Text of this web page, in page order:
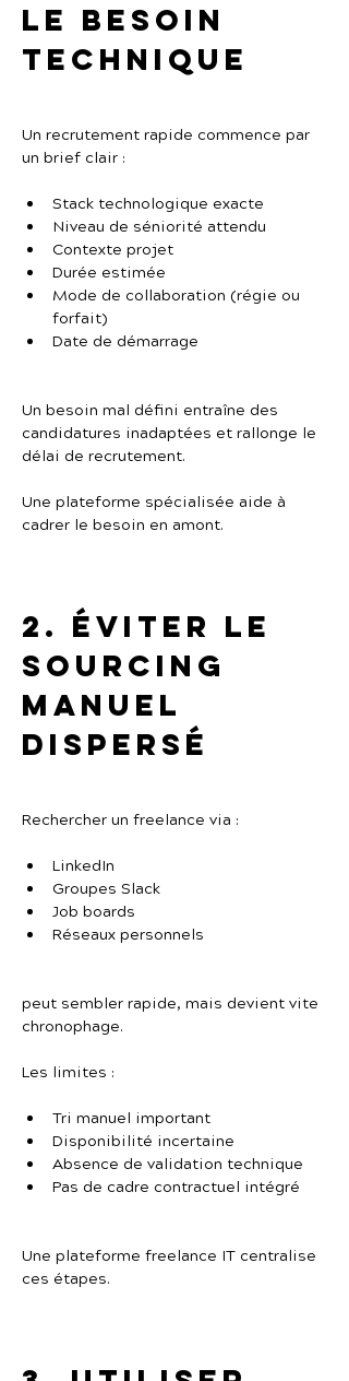
le besoin
technique
Un recrutement rapide commence par
un brief clair :
Stack technologique exacte
Niveau de séniorité attendu
Contexte projet
Durée estimée
Mode de collaboration (régie ou
forfait)
Date de démarrage
Un besoin mal défini entraîne des
candidatures inadaptées et rallonge le
délai de recrutement.
Une plateforme spécialisée aide à
cadrer le besoin en amont.
2. Éviter le
sourcing
manuel
dispersé
Rechercher un freelance via :
LinkedIn
Groupes Slack
Job boards
Réseaux personnels
peut sembler rapide, mais devient vite
chronophage.
Les limites :
Tri manuel important
Disponibilité incertaine
Absence de validation technique
Pas de cadre contractuel intégré
Une plateforme freelance IT centralise
ces étapes.